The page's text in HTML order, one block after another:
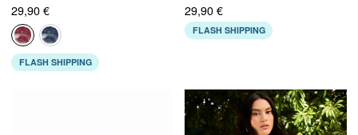
29,90 €
FLASH SHIPPING
29,90 €
FLASH SHIPPING